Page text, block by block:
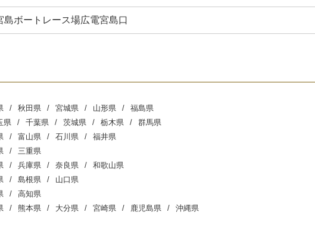
島ボートレース場広電宮島口
秋田県 宮城県 山形県 福島県
県 千葉県 茨城県 栃木県 群馬県
富山県 石川県 福井県
三重県
兵庫県 奈良県 和歌山県
島根県 山口県
高知県
熊本県 大分県 宮崎県 鹿児島県 沖縄県